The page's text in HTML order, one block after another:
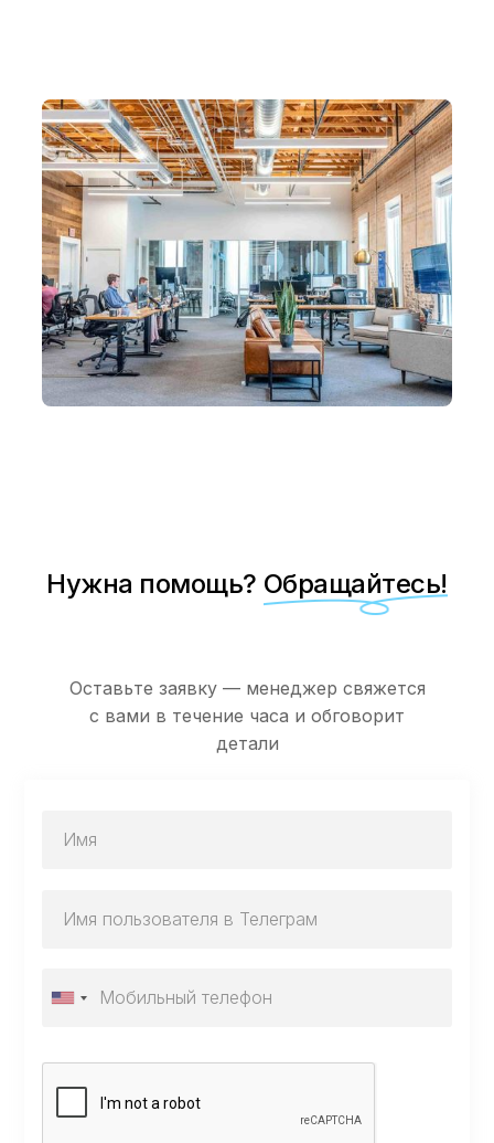
Нужна помощь? Обращайтесь!
Оставьте заявку — менеджер свяжется
с вами в течение часа и обговорит
детали